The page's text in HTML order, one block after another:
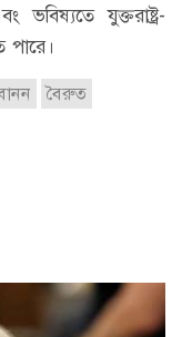
ভবিষ্যতে যুক্তরাষ্ট্র-
বৈরুত